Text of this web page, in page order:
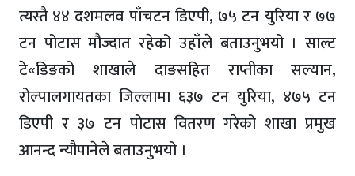
त्यस्तै ४४ दशमलव पाँचटन डिएपी, ७५ टन युरिया र ७७
टन पोटास मौज्दात रहेको उहाँले बताउनुभयो । साल्ट
टे«डिङको शाखाले दाङसहित राप्तीका सल्यान,
रोल्पालगायतका जिल्लामा ६३७ टन युरिया, ४७५ टन
डिएपी र ३७ टन पोटास वितरण गरेको शाखा प्रमुख
आनन्द न्यौपानेले बताउनुभयो ।